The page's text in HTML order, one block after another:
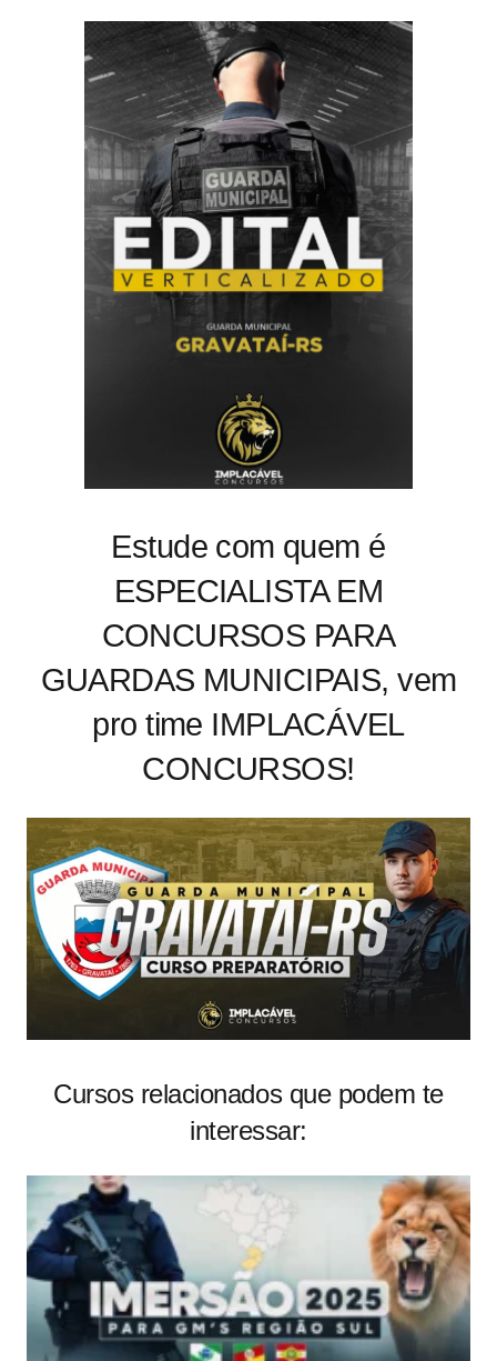
Estude com quem é
ESPECIALISTA EM
CONCURSOS PARA
GUARDAS MUNICIPAIS, vem
pro time IMPLACÁVEL
CONCURSOS!
Cursos relacionados que podem te
interessar: